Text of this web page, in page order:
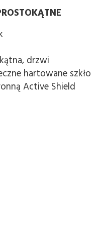
drzwi
hartowane szkło
Active Shield